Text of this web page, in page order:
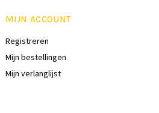
MIJN ACCOUNT
Registreren
Mijn bestellingen
Mijn verlanglijst